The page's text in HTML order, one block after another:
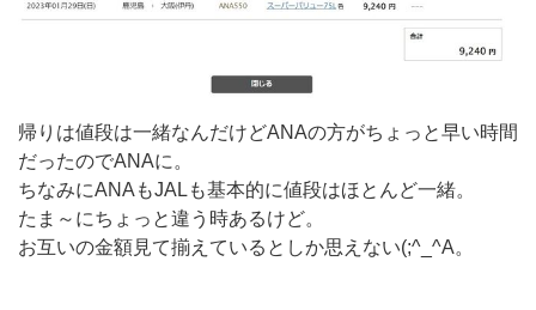
帰りは値段は一緒なんだけどANAの方がちょっと早い時間
だったのでANAに。
ちなみにANAもJALも基本的に値段はほとんど一緒。
たま～にちょっと違う時あるけど。
お互いの金額見て揃えているとしか思えない(;^_^A。